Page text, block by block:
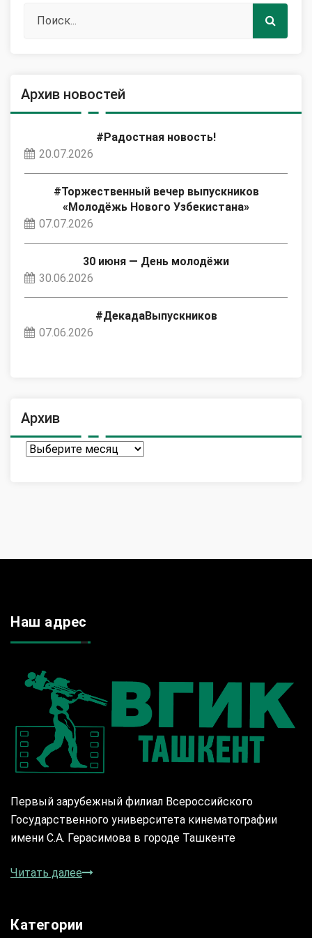
Архив новостей
#Радостная новость!
20.07.2026
#Торжественный вечер выпускников
«Молодёжь Нового Узбекистана»
07.07.2026
30 июня — День молодёжи
30.06.2026
#ДекадаВыпускников
07.06.2026
Архив
Архив
Наш адрес
Первый зарубежный филиал Всероссийского
Государственного университета кинематографии
имени С.А. Герасимова в городе Ташкенте
Читать далее
Категории